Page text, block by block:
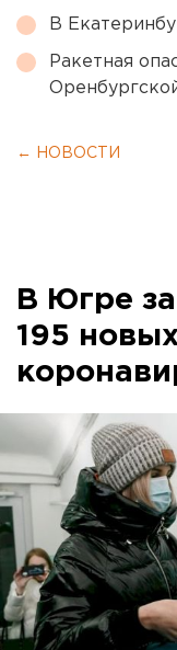
В
Ракетная
← НОВОСТИ
В Югре
195